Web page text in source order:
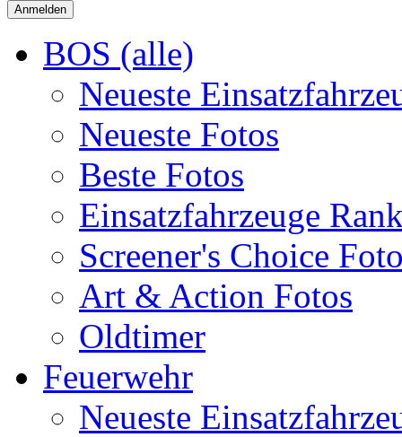
BOS (alle)
Neueste
Neueste Fotos
Beste Fotos
Einsatzfahrzeuge
Screener's Choice
Art & Action Fotos
Oldtimer
Feuerwehr
Neueste